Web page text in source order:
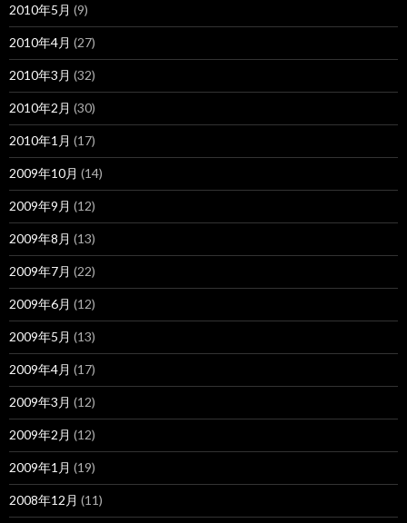
2010年5月 (9)
2010年4月 (27)
2010年3月 (32)
2010年2月 (30)
2010年1月 (17)
2009年10月 (14)
2009年9月 (12)
2009年8月 (13)
2009年7月 (22)
2009年6月 (12)
2009年5月 (13)
2009年4月 (17)
2009年3月 (12)
2009年2月 (12)
2009年1月 (19)
2008年12月 (11)